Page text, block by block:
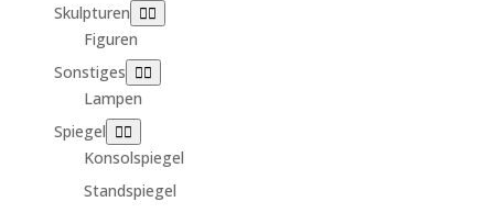
Skulpturen
Figuren
Sonstiges
Lampen
Spiegel
Konsolspiegel
Standspiegel